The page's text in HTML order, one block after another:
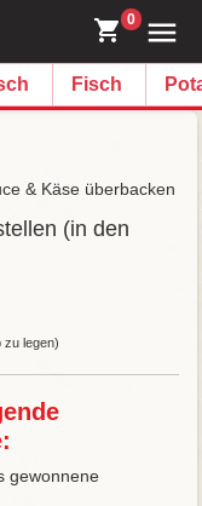
0
Fisch
& Käse überbacken
(in den
zu legen)
gewonnene